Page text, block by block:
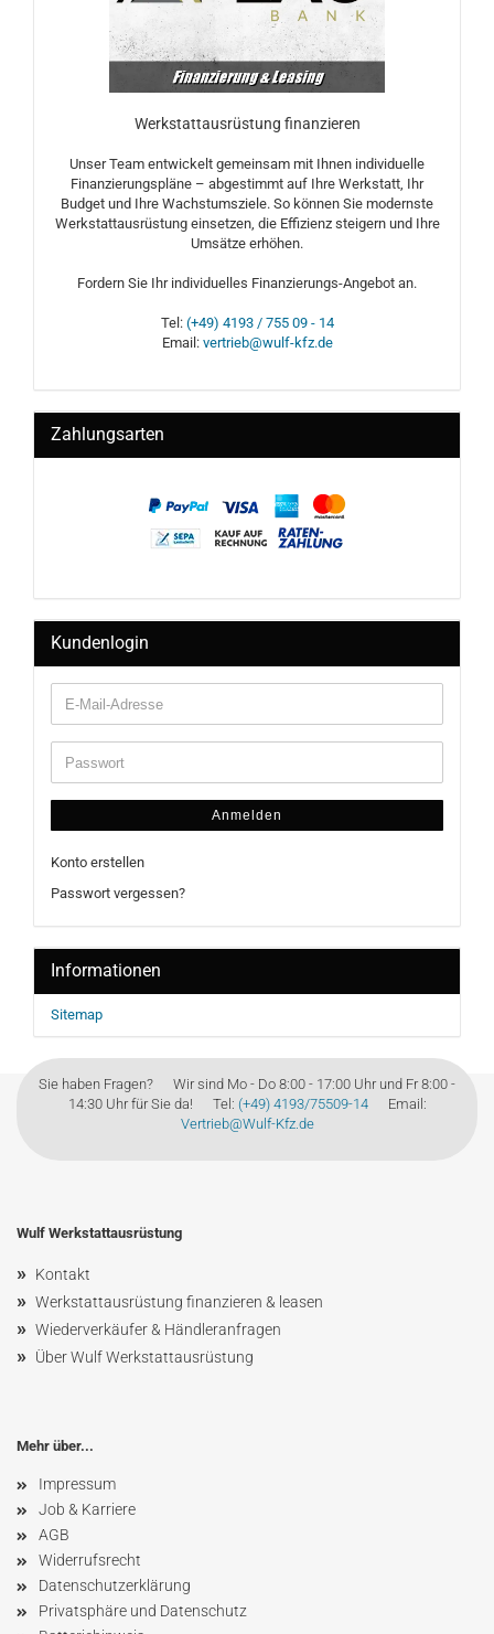
Werkstattausrüstung finanzieren
Unser Team entwickelt gemeinsam mit Ihnen individuelle
Finanzierungspläne – abgestimmt auf Ihre Werkstatt, Ihr
Budget und Ihre Wachstumsziele. So können Sie modernste
Werkstattausrüstung einsetzen, die Effizienz steigern und Ihre
Umsätze erhöhen.
Fordern Sie Ihr individuelles Finanzierungs-Angebot an.
Tel: (+49) 4193 / 755 09 - 14
Email: vertrieb@wulf-kfz.de
Zahlungsarten
Kundenlogin
Anmelden
Konto erstellen
Passwort vergessen?
Informationen
Sitemap
Sie haben Fragen? Wir sind Mo - Do 8:00 - 17:00 Uhr und Fr 8:00 -
14:30 Uhr für Sie da! Tel: (+49) 4193/75509-14Email:
Vertrieb@Wulf-Kfz.de
Wulf Werkstattausrüstung
» Kontakt
» Werkstattausrüstung finanzieren & leasen
» Wiederverkäufer & Händleranfragen
» Über Wulf Werkstattausrüstung
Mehr über...
Impressum
Job & Karriere
AGB
Widerrufsrecht
Datenschutzerklärung
Privatsphäre und Datenschutz